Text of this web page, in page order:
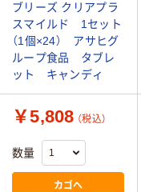
ブリーズ クリアプラ
スマイルド 1セット
（1個×24） アサヒグ
ループ食品 タブレ
ット キャンディ
￥5,808 （税込）
数量
カゴへ